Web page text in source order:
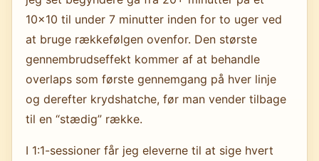
10×10 til under 7 minutter inden for to uger ved
at bruge rækkefølgen ovenfor. Den største
gennembrudseffekt kommer af at behandle
overlaps som første gennemgang på hver linje
og derefter krydshatche, før man vender tilbage
til en “stædig” række.
I 1:1-sessioner får jeg eleverne til at sige hvert